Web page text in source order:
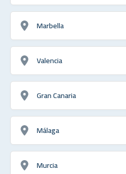
Marbella
Valencia
Gran Canaria
Málaga
Murcia